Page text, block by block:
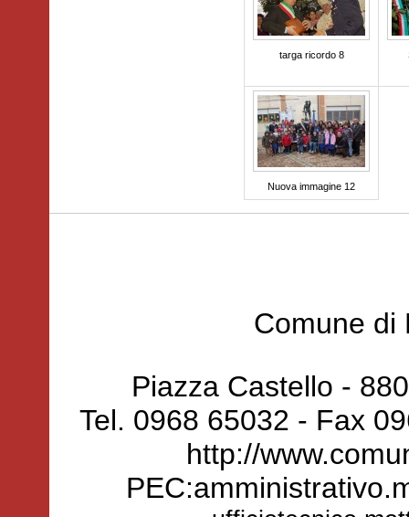
targa ricordo 8
Nuova immagine 12
Comune di
Piazza Castello -
Tel. 0968 65032 - Fax
http://